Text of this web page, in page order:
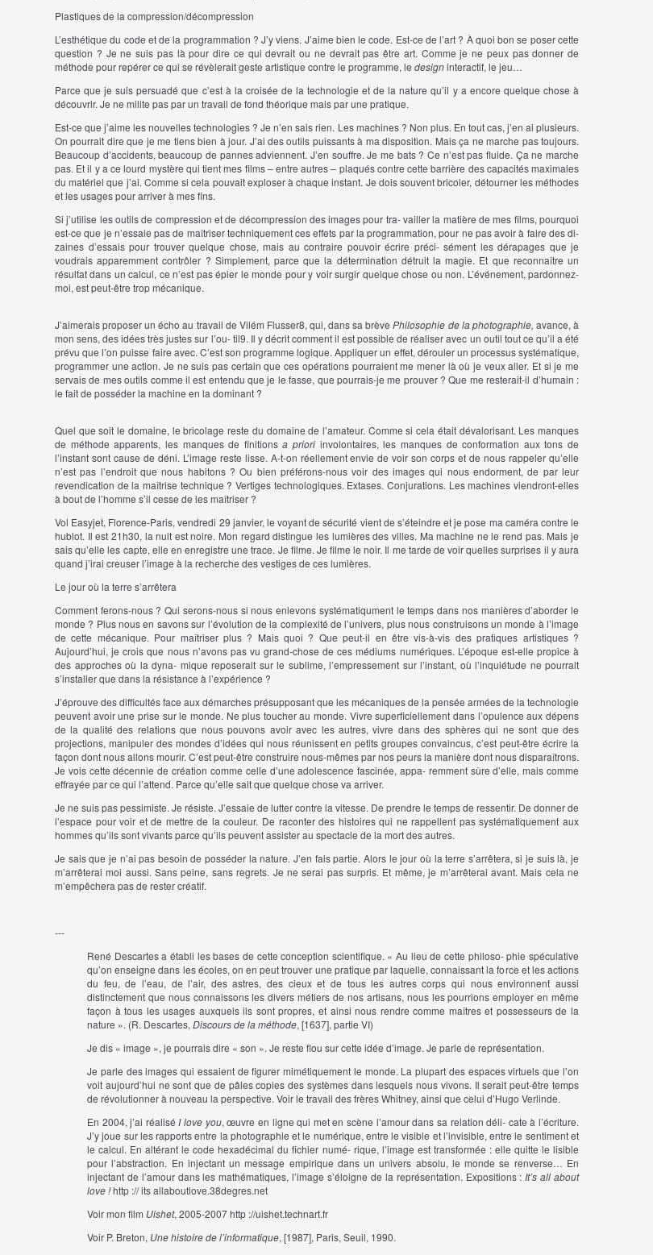
Plastiques de la compression/décompression
L’esthétique du code et de la programmation ? J’y viens. J’aime bien le code. Est-ce de l’art ? À quoi bon se poser cette
question ? Je ne suis pas là pour dire ce qui devrait ou ne devrait pas être art. Comme je ne peux pas donner de
méthode pour repérer ce qui se révèlerait geste artistique contre le programme, le designinteractif, le jeu…
Parce que je suis persuadé que c’est à la croisée de la technologie et de la nature qu’il y a encore quelque chose à
découvrir. Je ne milite pas par un travail de fond théorique mais par une pratique.
Est-ce que j’aime les nouvelles technologies ? Je n’en sais rien. Les machines ? Non plus. En tout cas, j’en ai plusieurs.
On pourrait dire que je me tiens bien à jour. J’ai des outils puissants à ma disposition. Mais ça ne marche pas toujours.
Beaucoup d’accidents, beaucoup de pannes adviennent. J’en souffre. Je me bats ? Ce n’est pas fluide. Ça ne marche
pas. Et il y a ce lourd mystère qui tient mes films – entre autres – plaqués contre cette barrière des capacités maximales
du matériel que j’ai. Comme si cela pouvait exploser à chaque instant. Je dois souvent bricoler, détourner les méthodes
et les usages pour arriver à mes fins.
Si j’utilise les outils de compression et de décompression des images pour tra- vailler la matière de mes films, pourquoi
est-ce que je n’essaie pas de maîtriser techniquement ces effets par la programmation, pour ne pas avoir à faire des di-
zaines d’essais pour trouver quelque chose, mais au contraire pouvoir écrire préci- sément les dérapages que je
voudrais apparemment contrôler ? Simplement, parce que la détermination détruit la magie. Et que reconnaître un
résultat dans un calcul, ce n’est pas épier le monde pour y voir surgir quelque chose ou non. L’événement, pardonnez-
moi, est peut-être trop mécanique.
J’aimerais proposer un écho au travail de Vilém Flusser8, qui, dans sa brèvePhilosophie de la photographie, avance, à
mon sens, des idées très justes sur l’ou- til9. Il y décrit comment il est possible de réaliser avec un outil tout ce qu’il a été
prévu que l’on puisse faire avec. C’est son programme logique. Appliquer un effet, dérouler un processus systématique,
programmer une action. Je ne suis pas certain que ces opérations pourraient me mener là où je veux aller. Et si je me
servais de mes outils comme il est entendu que je le fasse, que pourrais-je me prouver ? Que me resterait-il d’humain :
le fait de posséder la machine en la dominant ?
Quel que soit le domaine, le bricolage reste du domaine de l’amateur. Comme si cela était dévalorisant. Les manques
de méthode apparents, les manques de finitionsa priori involontaires, les manques de conformation aux tons de
l’instant sont cause de déni. L’image reste lisse. A-t-on réellement envie de voir son corps et de nous rappeler qu’elle
n’est pas l’endroit que nous habitons ? Ou bien préférons-nous voir des images qui nous endorment, de par leur
revendication de la maîtrise technique ? Vertiges technologiques. Extases. Conjurations. Les machines viendront-elles
à bout de l’homme s’il cesse de les maîtriser ?
Vol Easyjet, Florence-Paris, vendredi 29 janvier, le voyant de sécurité vient de s’éteindre et je pose ma caméra contre le
hublot. Il est 21h30, la nuit est noire. Mon regard distingue les lumières des villes. Ma machine ne le rend pas. Mais je
sais qu’elle les capte, elle en enregistre une trace. Je filme. Je filme le noir. Il me tarde de voir quelles surprises il y aura
quand j’irai creuser l’image à la recherche des vestiges de ces lumières.
Le jour où la terre s’arrêtera
Comment ferons-nous ? Qui serons-nous si nous enlevons systématiqument le temps dans nos manières d’aborder le
monde ? Plus nous en savons sur l’évolution de la complexité de l’univers, plus nous construisons un monde à l’image
de cette mécanique. Pour maîtriser plus ? Mais quoi ? Que peut-il en être vis-à-vis des pratiques artistiques ?
Aujourd’hui, je crois que nous n’avons pas vu grand-chose de ces médiums numériques. L’époque est-elle propice à
des approches où la dyna- mique reposerait sur le sublime, l’empressement sur l’instant, où l’inquiétude ne pourrait
s’installer que dans la résistance à l’expérience ?
J’éprouve des difficultés face aux démarches présupposant que les mécaniques de la pensée armées de la technologie
peuvent avoir une prise sur le monde. Ne plus toucher au monde. Vivre superficiellement dans l’opulence aux dépens
de la qualité des relations que nous pouvons avoir avec les autres, vivre dans des sphères qui ne sont que des
projections, manipuler des mondes d’idées qui nous réunissent en petits groupes convaincus, c’est peut-être écrire la
façon dont nous allons mourir. C’est peut-être construire nous-mêmes par nos peurs la manière dont nous disparaîtrons.
Je vois cette décennie de création comme celle d’une adolescence fascinée, appa- remment sûre d’elle, mais comme
effrayée par ce qui l’attend. Parce qu’elle sait que quelque chose va arriver.
Je ne suis pas pessimiste. Je résiste. J’essaie de lutter contre la vitesse. De prendre le temps de ressentir. De donner de
l’espace pour voir et de mettre de la couleur. De raconter des histoires qui ne rappellent pas systématiquement aux
hommes qu’ils sont vivants parce qu’ils peuvent assister au spectacle de la mort des autres.
Je sais que je n’ai pas besoin de posséder la nature. J’en fais partie. Alors le jour où la terre s’arrêtera, si je suis là, je
m’arrêterai moi aussi. Sans peine, sans regrets. Je ne serai pas surpris. Et même, je m’arrêterai avant. Mais cela ne
m’empêchera pas de rester créatif.
---
René Descartes a établi les bases de cette conception scientifique. « Au lieu de cette philoso- phie spéculative
qu’on enseigne dans les écoles, on en peut trouver une pratique par laquelle, connaissant la force et les actions
du feu, de l’eau, de l’air, des astres, des cieux et de tous les autres corps qui nous environnent aussi
distinctement que nous connaissons les divers métiers de nos artisans, nous les pourrions employer en même
façon à tous les usages auxquels ils sont propres, et ainsi nous rendre comme maîtres et possesseurs de la
nature ». (R. Descartes, Discours de la méthode, [1637], partie VI)
Je dis « image », je pourrais dire « son ». Je reste flou sur cette idée d’image. Je parle de représentation.
Je parle des images qui essaient de figurer mimétiquement le monde. La plupart des espaces virtuels que l’on
voit aujourd’hui ne sont que de pâles copies des systèmes dans lesquels nous vivons. Il serait peut-être temps
de révolutionner à nouveau la perspective. Voir le travail des frères Whitney, ainsi que celui d’Hugo Verlinde.
En 2004, j’ai réalisé I love you, œuvre en ligne qui met en scène l’amour dans sa relation déli- cate à l’écriture.
J’y joue sur les rapports entre la photographie et le numérique, entre le visible et l’invisible, entre le sentiment et
le calcul. En altérant le code hexadécimal du fichier numé- rique, l’image est transformée : elle quitte le lisible
pour l’abstraction. En injectant un message empirique dans un univers absolu, le monde se renverse… En
injectant de l’amour dans les mathématiques, l’image s’éloigne de la représentation. Expositions : It’s all about
love !http :// its allaboutlove.38degres.net
Voir mon film Uishet, 2005-2007 http ://uishet.technart.fr
Voir P. Breton, Une histoire de l’informatique, [1987], Paris, Seuil, 1990.